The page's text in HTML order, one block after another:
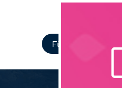
Für Unternehmen